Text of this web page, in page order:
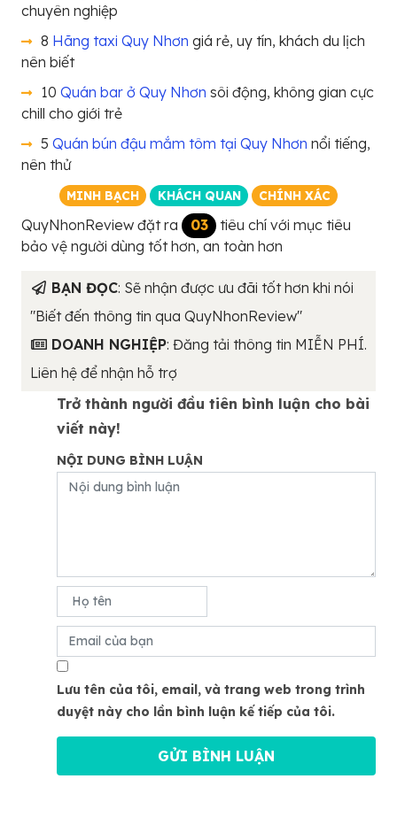
chuyên nghiệp
8 Hãng taxi Quy Nhơn giá rẻ, uy tín, khách du lịch
nên biết
10 Quán bar ở Quy Nhơn sôi động, không gian cực
chill cho giới trẻ
5 Quán bún đậu mắm tôm tại Quy Nhơn nổi tiếng,
nên thử
MINH BẠCH KHÁCH QUAN CHÍNH XÁC
QuyNhonReview đặt ra 03
tiêu chí với mục tiêu
bảo vệ người dùng tốt hơn, an toàn hơn
BẠN ĐỌC: Sẽ nhận được ưu đãi tốt hơn khi nói
"Biết đến thông tin qua QuyNhonReview"
DOANH NGHIỆP: Đăng tải thông tin MIỄN PHÍ.
Liên hệ để nhận hỗ trợ
Trở thành người đầu tiên bình luận cho bài
viết này!
NỘI DUNG BÌNH LUẬN
Lưu tên của tôi, email, và trang web trong trình
duyệt này cho lần bình luận kế tiếp của tôi.